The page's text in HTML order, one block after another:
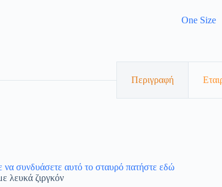
One Size
Περιγραφή
να συνδυάσετε αυτό το σταυρό πατήστε εδώ
λευκά ζιργκόν